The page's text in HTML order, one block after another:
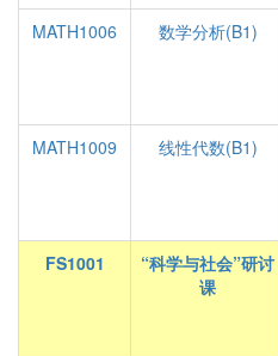
MATH1006
数学分析(B1)
MATH1009
线性代数(B1)
FS1001
“科学与社会”研讨
课